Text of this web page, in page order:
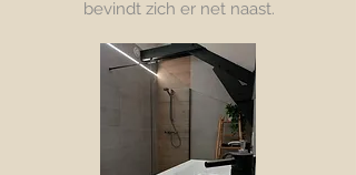
bevindt zich er net naast.